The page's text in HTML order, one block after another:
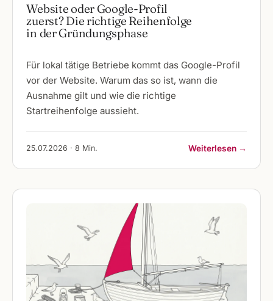
Website oder Google-Profil
zuerst? Die richtige Reihenfolge
in der Gründungsphase
Für lokal tätige Betriebe kommt das Google-Profil
vor der Website. Warum das so ist, wann die
Ausnahme gilt und wie die richtige
Startreihenfolge aussieht.
25.07.2026 · 8 Min. Weiterlesen →